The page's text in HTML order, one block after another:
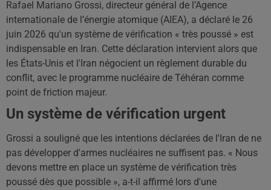
Rafael Mariano Grossi, directeur général de l’Agence
internationale de l’énergie atomique (AIEA), a déclaré le 26
juin 2026 qu'un système de vérification « très poussé » est
indispensable en Iran. Cette déclaration intervient alors que
les États-Unis et l'Iran négocient un règlement durable du
conflit, avec le programme nucléaire de Téhéran comme
point de friction majeur.
Un système de vérification urgent
Grossi a souligné que les intentions déclarées de l'Iran de ne
pas développer d'armes nucléaires ne suffisent pas. « Nous
devons mettre en place un système de vérification très
poussé dès que possible », a-t-il affirmé lors d'une